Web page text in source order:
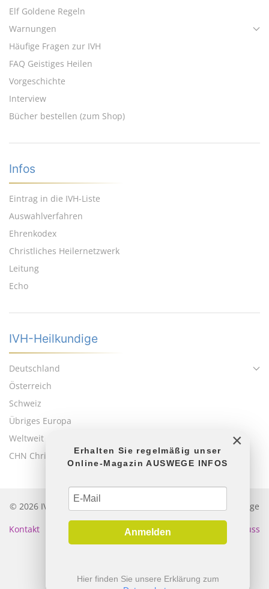
Elf Goldene Regeln
Warnungen
Häufige Fragen zur IVH
FAQ Geistiges Heilen
Vorgeschichte
Interview
Bücher bestellen (zum Shop)
Infos
Eintrag in die IVH-Liste
Auswahlverfahren
Ehrenkodex
Christliches Heilernetzwerk
Leitung
Echo
IVH-Heilkundige
Deutschland
Österreich
Schweiz
Übriges Europa
Weltweit
CHN Christliches Heilernetzwerk
© 2026 IVH • Internationale Vermittlungsstelle für Heilkundige
• Heilerverzeichnis Geistiges Heilen
Kontakt
Datenschutz| Haftungsausschluss
×
Erhalten Sie regelmäßig unser
Online-Magazin AUSWEGE INFOS
Anmelden
Hier finden Sie unsere Erklärung zum